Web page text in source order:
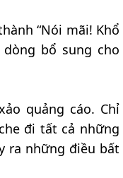
“Nói mãi! Khổ
bổ sung cho
quảng cáo. Chỉ
đi tất cả những
ra những điều bất